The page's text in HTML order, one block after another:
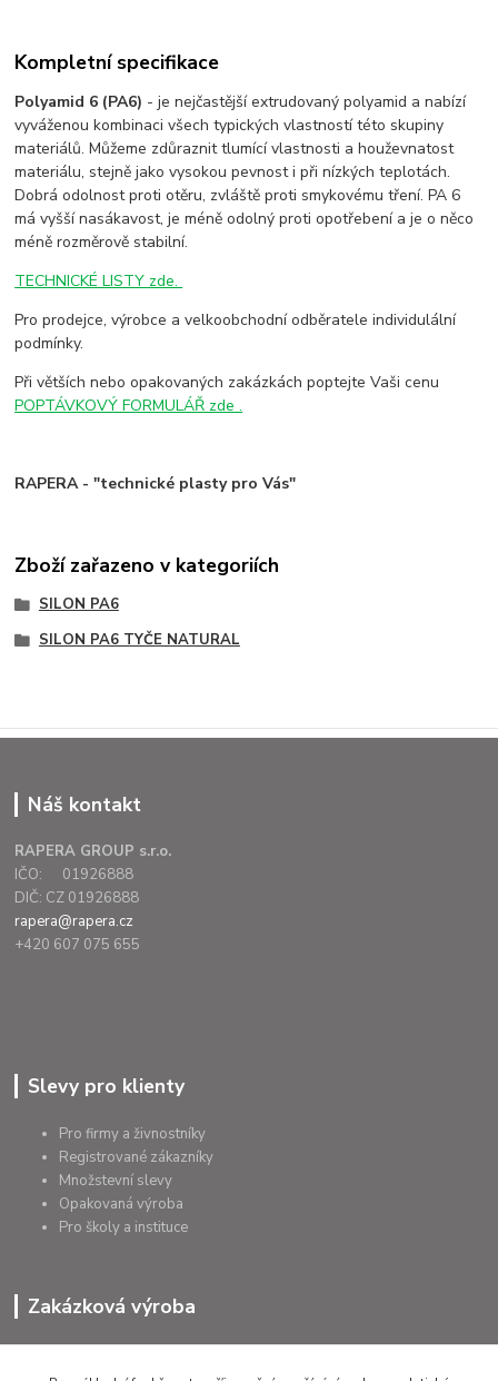
Kompletní specifikace
Polyamid 6 (PA6) - je nejčastější extrudovaný polyamid a nabízí
vyváženou kombinaci všech typických vlastností této skupiny
materiálů. Můžeme zdůraznit tlumící vlastnosti a houževnatost
materiálu, stejně jako vysokou pevnost i při nízkých teplotách.
Dobrá odolnost proti otěru, zvláště proti smykovému tření. PA 6
má vyšší nasákavost, je méně odolný proti opotřebení a je o něco
méně rozměrově stabilní.
TECHNICKÉ LISTY zde.
Pro prodejce, výrobce a velkoobchodní odběratele individulální
podmínky.
Při větších nebo opakovaných zakázkách poptejte Vaši cenu
POPTÁVKOVÝ FORMULÁŘ zde .
RAPERA - "technické plasty pro Vás"
Zboží zařazeno v kategoriích
SILON PA6
SILON PA6 TYČE NATURAL
Náš kontakt
RAPERA GROUP s.r.o.
IČO: 01926888
DIČ: CZ 01926888
rapera@rapera.cz
+420 607 075 655
Slevy pro klienty
Pro firmy a živnostníky
Registrované zákazníky
Množstevní slevy
Opakovaná výroba
Pro školy a instituce
Zakázková výroba